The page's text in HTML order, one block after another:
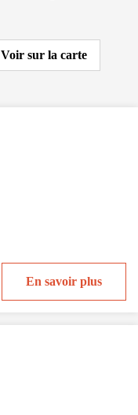
Voir sur la carte
En savoir plus